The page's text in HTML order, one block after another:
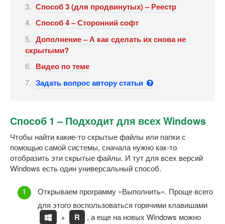
Способ 3 (для продвинутых) – Реестр
Способ 4 – Сторонний софт
Дополнение – А как сделать их снова не
скрытыми?
Видео по теме
Задать вопрос автору статьи
Способ 1 – Подходит для всех Windows
Чтобы найти какие-то скрытые файлы или папки с
помощью самой системы, сначала нужно как-то
отобразить эти скрытые файлы. И тут для всех версий
Windows есть один универсальный способ.
Открываем программу «Выполнить». Проще всего
для этого воспользоваться горячими клавишами
+
R
, а еще на новых Windows можно